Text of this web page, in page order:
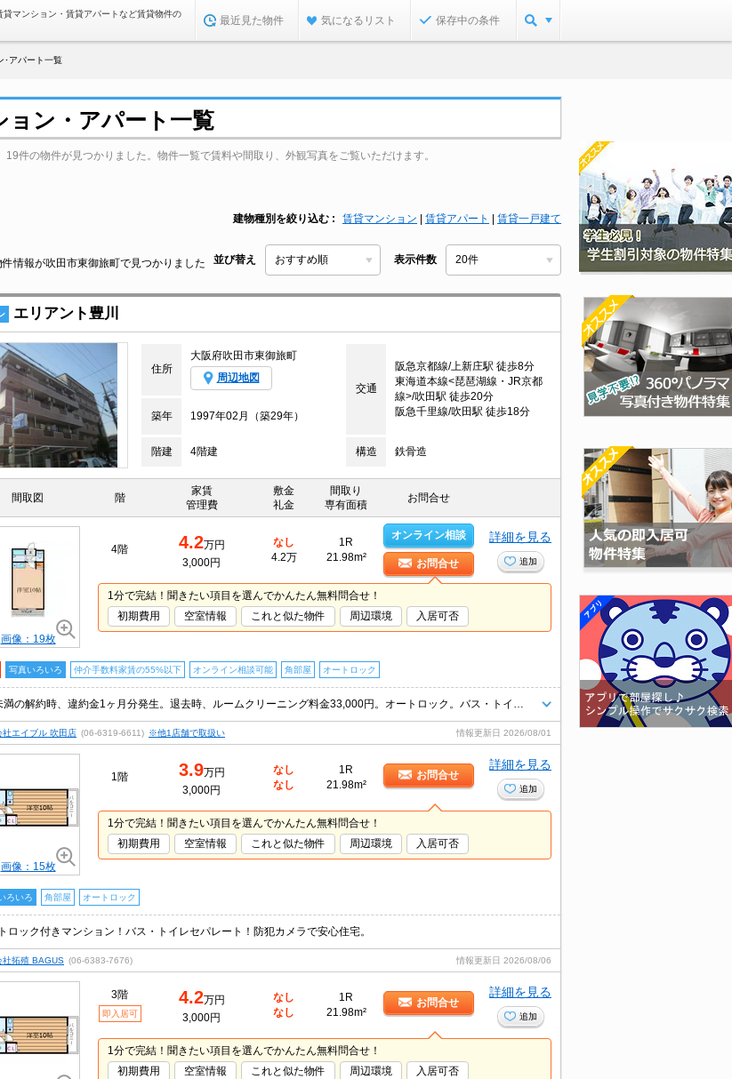
マンション・賃貸アパートなど賃貸物件の
最近見た物件 気になるリスト 保存中の条件
･アパート一覧
ョン・アパート一覧
件の物件が見つかりました。物件一覧で賃料や間取り、外観写真をご覧いただけます。
建物種別を絞り込む 賃貸マンション 賃貸アパート 賃貸一戸建て
情報が吹田市東御旅町で見つかりました 並び替え 表示件数
エリアント豊川
住所
大阪府吹田市東御旅町
周辺地図
交通
阪急京都線/上新庄駅 徒歩8分
東海道本線<琵琶湖線・JR京都
線>/吹田駅 徒歩20分
阪急千里線/吹田駅 徒歩18分
築年 1997年02月（築29年）
階建 4階建 構造 鉄骨造
間取図 階
家賃
管理費
敷金
礼金
間取り
専有面積
お問合せ
画像：19枚
4階 4.2万円
3,000円
なし
4.2万
1R
21.98m²
オンライン相談
お問合せ
詳細を見る
追加
1分で完結！聞きたい項目を選んでかんたん無料問合せ！
初期費用
空室情報 これと似た物件 周辺環境 入居可否
写真いろいろ 仲介手数料家賃の55%以下 オンライン相談可能 角部屋 オートロック
社エイブル 吹田店 (06-6319-6611) ※他1店舗で取扱い 情報更新日 2026/08/01
画像：15枚
1階 3.9万円
3,000円
なし
なし
1R
21.98m²
お問合せ
詳細を見る
追加
1分で完結！聞きたい項目を選んでかんたん無料問合せ！
初期費用
空室情報 これと似た物件 周辺環境 入居可否
ろいろ 角部屋 オートロック
ロック付きマンション！バス・トイレセパレート！防犯カメラで安心住宅。
社拓殖 BAGUS (06-6383-7676) 情報更新日 2026/08/06
3階
即入居可
4.2万円
3,000円
なし
なし
1R
21.98m²
お問合せ
詳細を見る
追加
1分で完結！聞きたい項目を選んでかんたん無料問合せ！
初期費用
空室情報 これと似た物件 周辺環境 入居可否